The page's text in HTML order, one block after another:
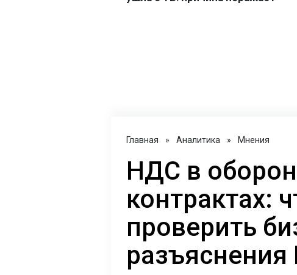
Главная » Аналитика » Мнения
НДС в
контрактах:
проверить